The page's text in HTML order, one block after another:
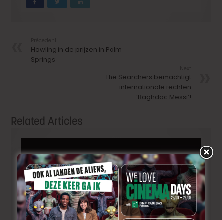
Howling in de prijzen in Palm
Springs!
The Searchers bemachtigt
internationale rechten
‘Baghdad Messi’!
Related Articles